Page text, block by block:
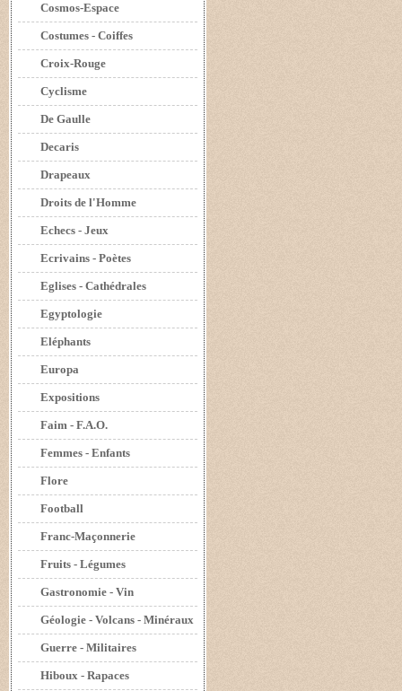
Cosmos-Espace
Costumes - Coiffes
Croix-Rouge
Cyclisme
De Gaulle
Decaris
Drapeaux
Droits de l'Homme
Echecs - Jeux
Ecrivains - Poètes
Eglises - Cathédrales
Egyptologie
Eléphants
Europa
Expositions
Faim - F.A.O.
Femmes - Enfants
Flore
Football
Franc-Maçonnerie
Fruits - Légumes
Gastronomie - Vin
Géologie - Volcans - Minéraux
Guerre - Militaires
Hiboux - Rapaces